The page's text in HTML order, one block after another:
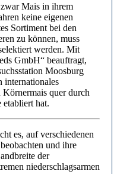
Mais in ihrem
keine eigenen
Sortiment bei den
zu können, muss
werden. Mit
GmbH“ beauftragt,
Moosburg
internationales
quer durch
etabliert hat.
es, auf verschiedenen
und ihre
der
niederschlagsarmen